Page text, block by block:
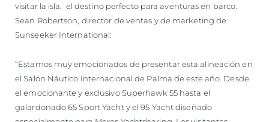
visitar la isla, el destino perfecto para aventuras en barco.
Sean Robertson, director de ventas y de marketing de
Sunseeker International:
“Estamos muy emocionados de presentar esta alineación en
el Salón Náutico Internacional de Palma de este año. Desde
el emocionante y exclusivo Superhawk 55 hasta el
galardonado 65 Sport Yacht y el 95 Yacht diseñado